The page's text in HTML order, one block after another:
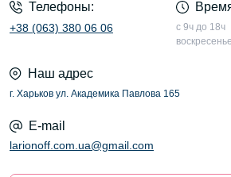
Телефоны:
+38 (063) 380 06 06
с 9ч до 18ч
Наш адрес
г. Харьков ул. Академика Павлова 165
E-mail
larionoff.com.ua@gmail.com